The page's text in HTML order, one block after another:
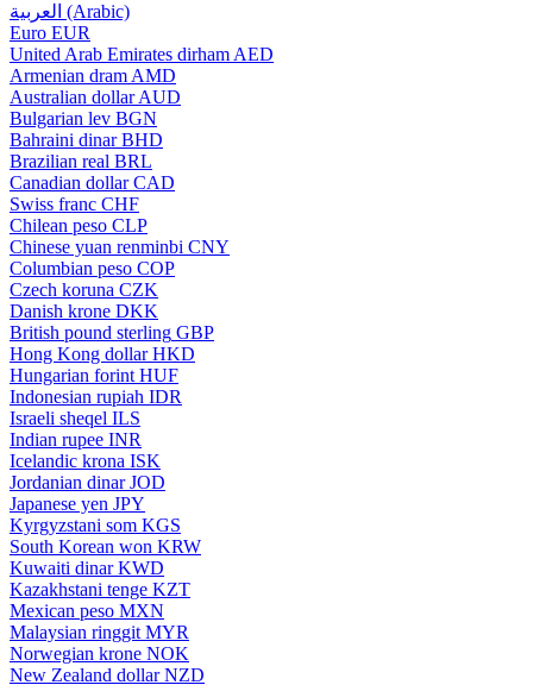
العربية (Arabic)
Euro EUR
United Arab Emirates dirham AED
Armenian dram AMD
Australian dollar AUD
Bulgarian lev BGN
Bahraini dinar BHD
Brazilian real BRL
Canadian dollar CAD
Swiss franc CHF
Chilean peso CLP
Chinese yuan renminbi CNY
Columbian peso COP
Czech koruna CZK
Danish krone DKK
British pound sterling GBP
Hong Kong dollar HKD
Hungarian forint HUF
Indonesian rupiah IDR
Israeli sheqel ILS
Indian rupee INR
Icelandic krona ISK
Jordanian dinar JOD
Japanese yen JPY
Kyrgyzstani som KGS
South Korean won KRW
Kuwaiti dinar KWD
Kazakhstani tenge KZT
Mexican peso MXN
Malaysian ringgit MYR
Norwegian krone NOK
New Zealand dollar NZD